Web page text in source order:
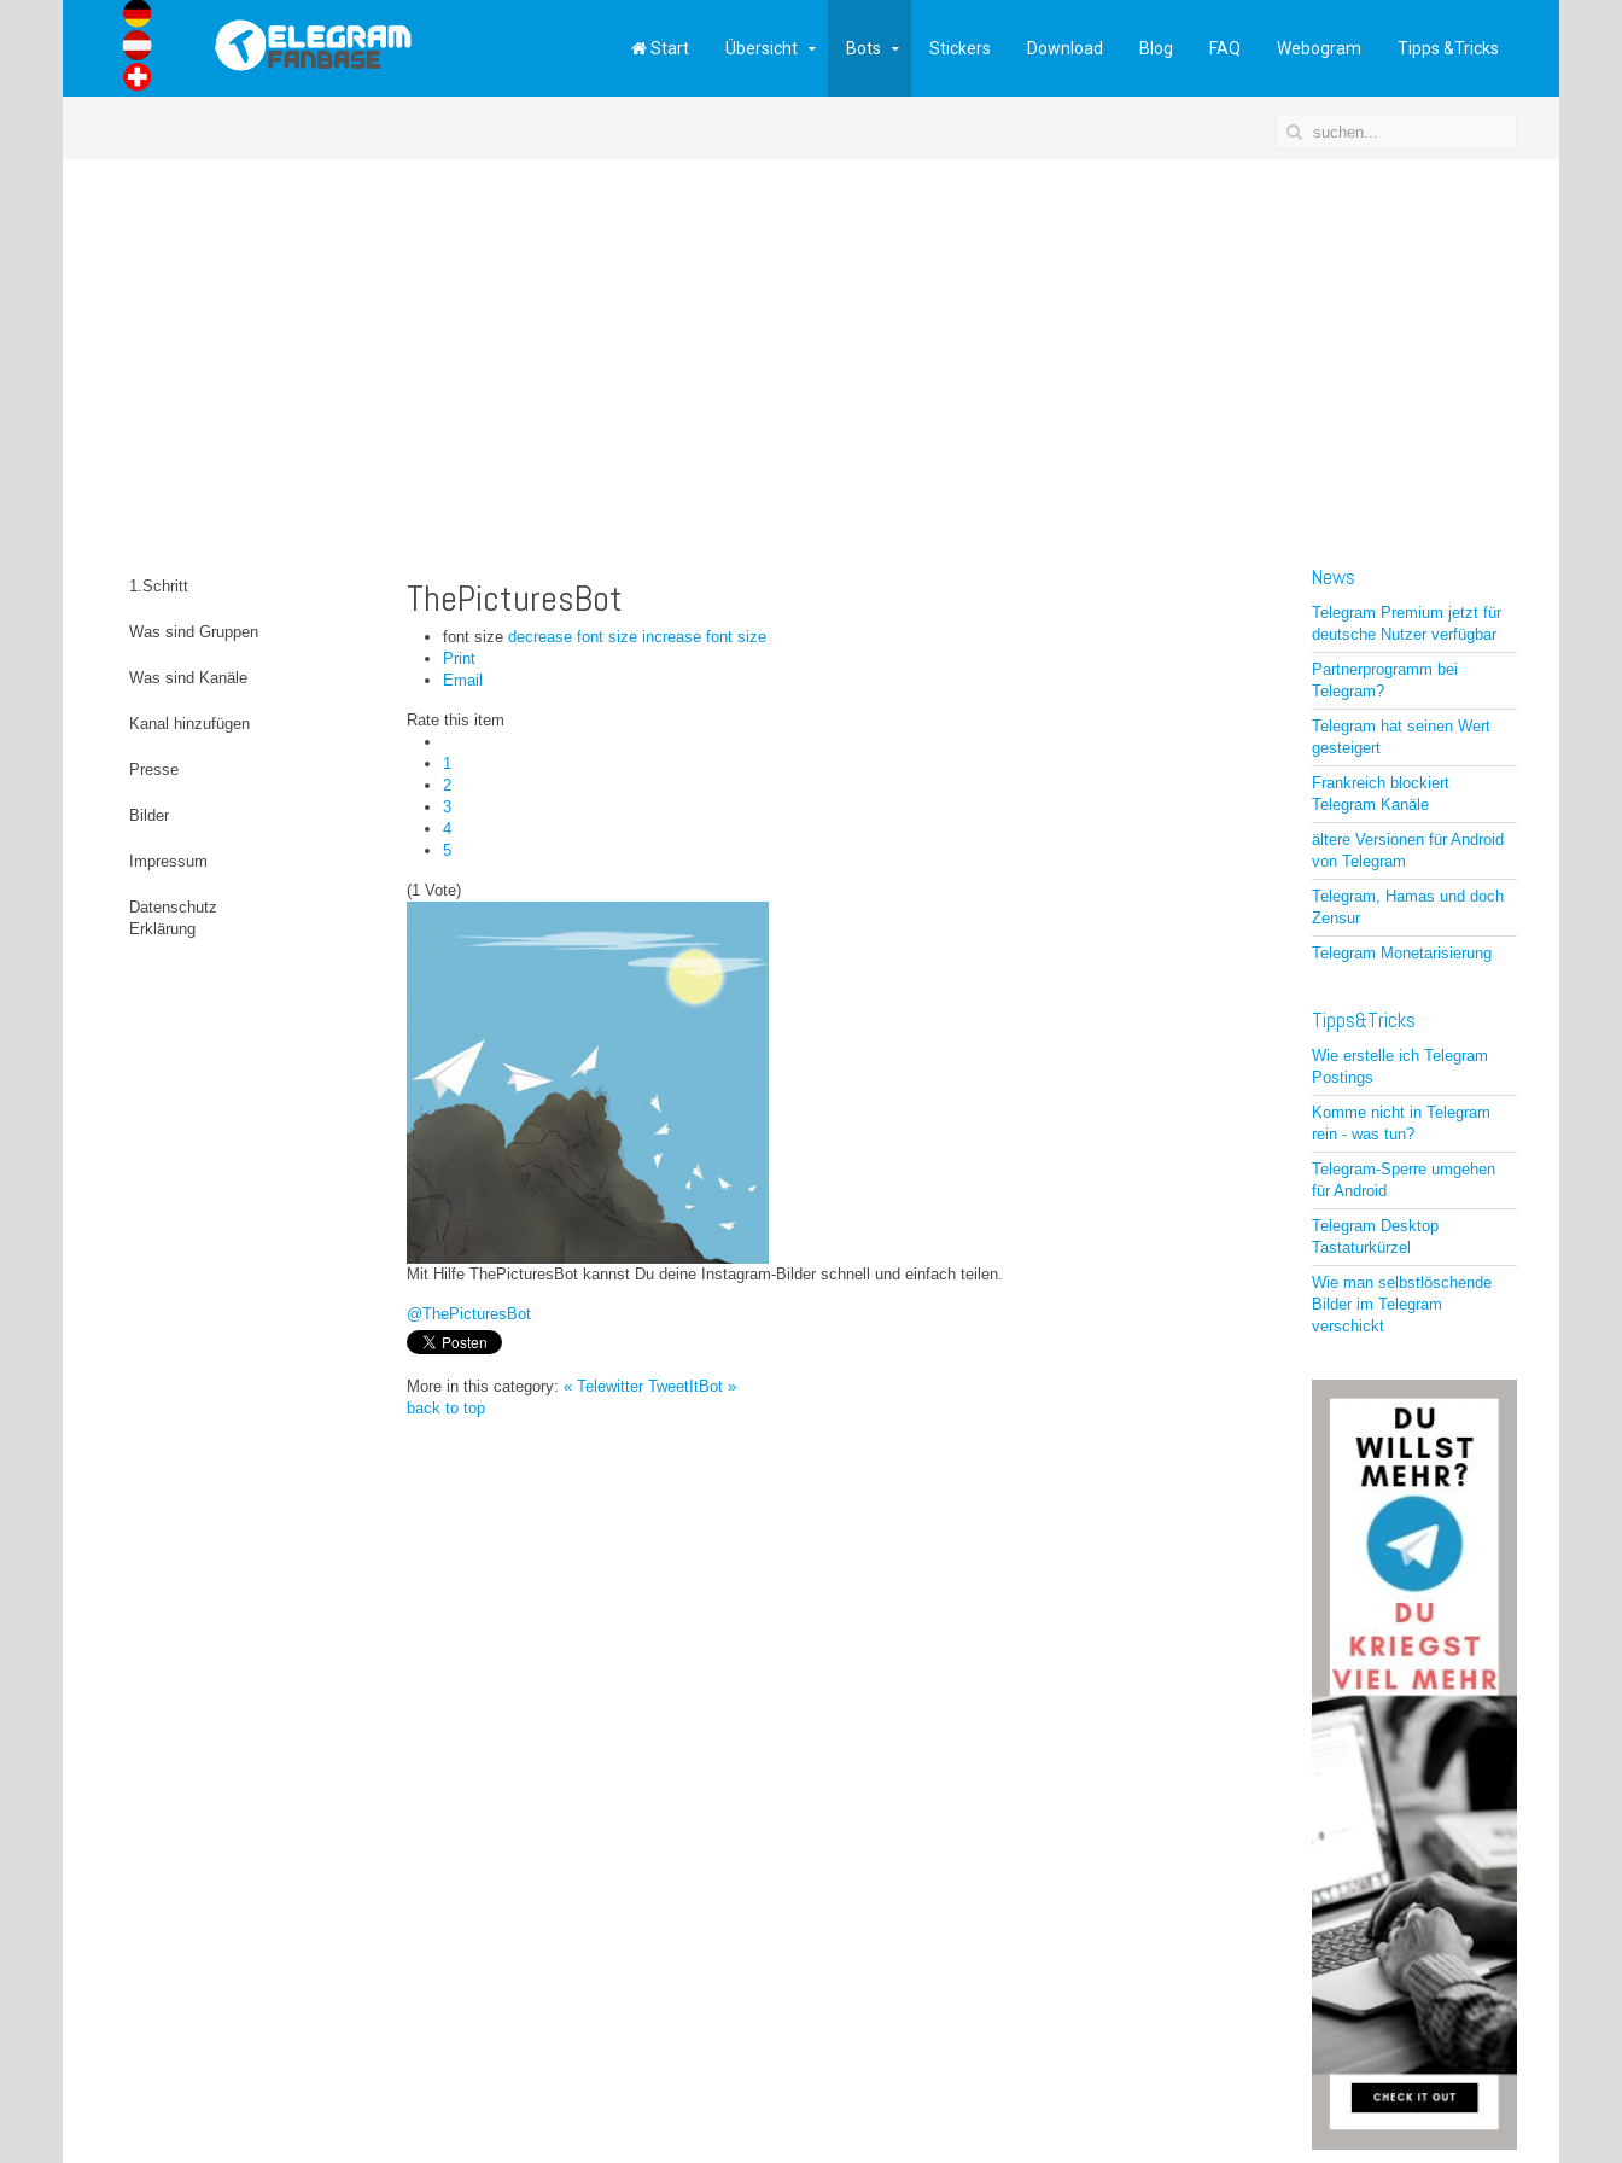
Start Übersicht Bots Stickers Download Blog FAQ Webogram Tipps &Tricks
ThePicturesBot
font size decrease font size increase font size
Print
Email
Rate this item
1
2
3
4
5
(1 Vote)
Mit Hilfe ThePicturesBot kannst Du deine Instagram-Bilder schnell und einfach teilen.
@ThePicturesBot
More in this category: « Telewitter TweetItBot »
back to top
1.Schritt
Was sind Gruppen
Was sind Kanäle
Kanal hinzufügen
Presse
Bilder
Impressum
Datenschutz
Erklärung
News
Telegram Premium jetzt für
deutsche Nutzer verfügbar
Partnerprogramm bei
Telegram?
Telegram hat seinen Wert
gesteigert
Frankreich blockiert
Telegram Kanäle
ältere Versionen für Android
von Telegram
Telegram, Hamas und doch
Zensur
Telegram Monetarisierung
Tipps&Tricks
Wie erstelle ich Telegram
Postings
Komme nicht in Telegram
rein - was tun?
Telegram-Sperre umgehen
für Android
Telegram Desktop
Tastaturkürzel
Wie man selbstlöschende
Bilder im Telegram
verschickt